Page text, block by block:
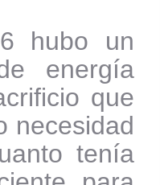
hubo un
energía
que
necesidad
tenía